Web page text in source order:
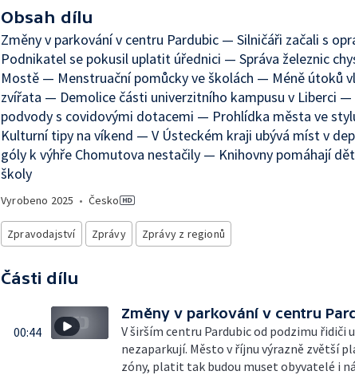
Obsah dílu
Změny v parkování v centru Pardubic — Silničáři začali s
Podnikatel se pokusil uplatit úřednici — Správa železnic
Mostě — Menstruační pomůcky ve školách — Méně útoků
zvířata — Demolice části univerzitního kampusu v Liberci —
podvody s covidovými dotacemi — Prohlídka města ve
Kulturní tipy na víkend — V Ústeckém kraji ubývá míst v
góly k výhře Chomutova nestačily — Knihovny pomáhají
školy
Vyrobeno 2025 • Česko
Zpravodajství Zprávy Zprávy z regionů
Části dílu
00:44
Změny v parkování v centru
V širším centru Pardubic od podzimu řidiči
nezaparkují. Město v říjnu výrazně zvětší
zóny, platit tak budou muset obyvatelé i